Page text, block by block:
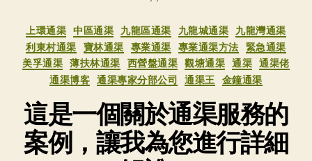
分
类
上環通渠 中區通渠 九龍區通渠 九龍城通渠
九龍灣通渠
利東村通渠
寶林通渠 專業通渠 專業通渠方法
緊急通渠
美孚通渠 薄扶林通渠 西營盤通渠 觀塘通渠 通渠
通渠佬
通渠博客 通渠專家分部公司 通渠王 金鐘通渠
這是一個關於通渠服務的
案例，讓我為您進行詳細